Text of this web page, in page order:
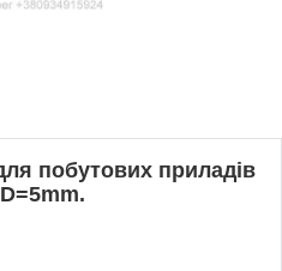
побутових приладів